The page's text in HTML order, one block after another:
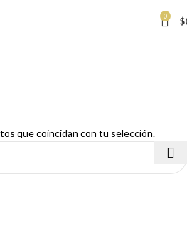
0 $
que coincidan con tu selección.